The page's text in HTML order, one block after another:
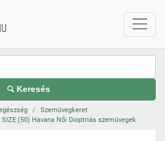
Keresés
Szemüvegkeret
SIZE (50) Havana Női Dioptriás szemüvegek